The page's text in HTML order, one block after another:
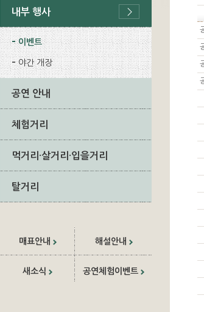
내부 행사
이벤트
야간 개장
공연 안내
체험거리
먹거리·살거리·입을거리
탈거리
매표안내 해설안내
새소식 공연체험이벤트